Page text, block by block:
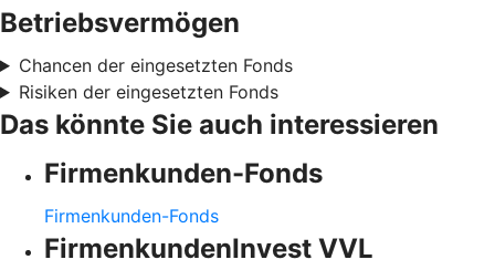
Betriebsvermögen
Chancen der eingesetzten Fonds
Risiken der eingesetzten Fonds
Das könnte Sie auch interessieren
Firmenkunden-Fonds
Firmenkunden-Fonds
FirmenkundenInvest VVL